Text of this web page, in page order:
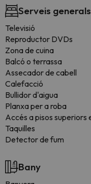
Serveis
Televisió
Reproductor DVDs
Zona de cuina
Balcó o terrassa
Assecador de cabell
Calefacció
Bullidor d'aigua
Planxa per a roba
Accés a pisos superiors
Taquilles
Detector de fum
Bany